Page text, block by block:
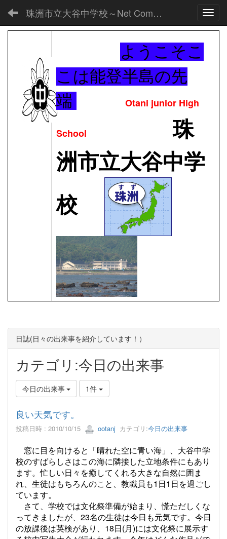
珠洲市立大谷中学校～Net Commons～
ようこそこ
こは能登半島の先
端
Otani junior High
School
珠
洲市立大谷中学
校
日誌(日々の出来事を紹介しています！）
カテゴリ:今日の出来事
今日の出来事 1件
良い天気です。
投稿日時 : 2010/10/15 ootanj カテゴリ:今日の出来事
窓に目を向けると「晴れた空に青い海」、大谷中学
校のすばらしさはこの海に隣接した立地条件にもあり
ます。忙しい日々を癒してくれる大きな自然に囲ま
れ、生徒はもちろんのこと、教職員も1日1日を過ごし
ています。
さて、学校では文化祭準備が始まり、慌ただしくな
ってきましたが、23名の生徒は今日も元気です。 今日
の放課後は英検があり、18日(月)には文化祭に展示す